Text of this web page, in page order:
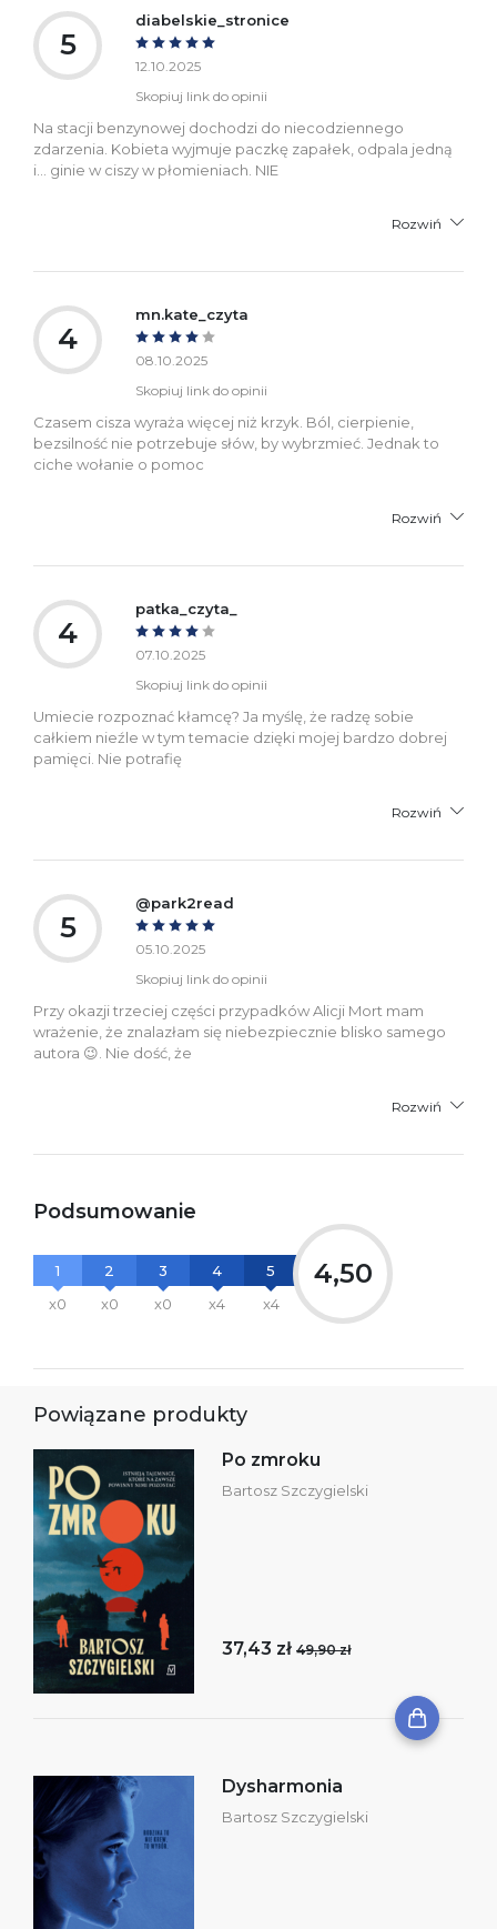
5
diabelskie_stronice
12.10.2025
Skopiuj link do opinii
Na stacji benzynowej dochodzi do niecodziennego
zdarzenia. Kobieta wyjmuje paczkę zapałek, odpala jedną
i... ginie w ciszy w płomieniach. NIE
Rozwiń
4
mn.kate_czyta
08.10.2025
Skopiuj link do opinii
Czasem cisza wyraża więcej niż krzyk. Ból, cierpienie,
bezsilność nie potrzebuje słów, by wybrzmieć. Jednak to
ciche wołanie o pomoc
Rozwiń
4
patka_czyta_
07.10.2025
Skopiuj link do opinii
Umiecie rozpoznać kłamcę? Ja myślę, że radzę sobie
całkiem nieźle w tym temacie dzięki mojej bardzo dobrej
pamięci. Nie potrafię
Rozwiń
5
@park2read
05.10.2025
Skopiuj link do opinii
Przy okazji trzeciej części przypadków Alicji Mort mam
wrażenie, że znalazłam się niebezpiecznie blisko samego
autora 😉. Nie dość, że
Rozwiń
Podsumowanie
1
x0
2
x0
3
x0
4
x4
5
x4
4,50
Powiązane produkty
Po zmroku
Bartosz Szczygielski
37,43 zł 49,90 zł
Dysharmonia
Bartosz Szczygielski